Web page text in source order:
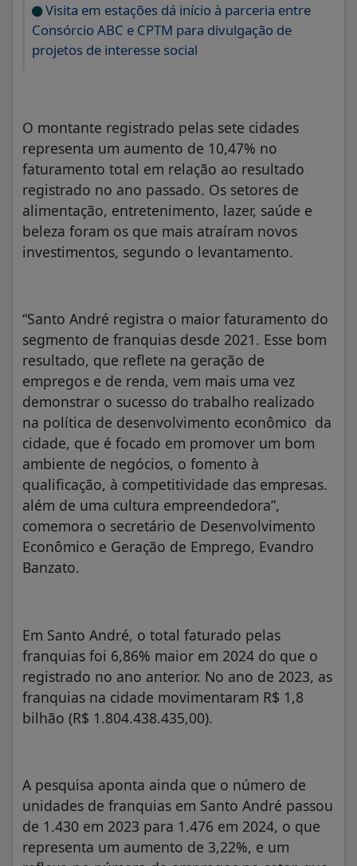
Visita em estações dá início à parceria entre
Consórcio ABC e CPTM para divulgação de
projetos de interesse social
O montante registrado pelas sete cidades
representa um aumento de 10,47% no
faturamento total em relação ao resultado
registrado no ano passado. Os setores de
alimentação, entretenimento, lazer, saúde e
beleza foram os que mais atraíram novos
investimentos, segundo o levantamento.
“Santo André registra o maior faturamento do
segmento de franquias desde 2021. Esse bom
resultado, que reflete na geração de
empregos e de renda, vem mais uma vez
demonstrar o sucesso do trabalho realizado
na política de desenvolvimento econômico da
cidade, que é focado em promover um bom
ambiente de negócios, o fomento à
qualificação, à competitividade das empresas.
além de uma cultura empreendedora”,
comemora o secretário de Desenvolvimento
Econômico e Geração de Emprego, Evandro
Banzato.
Em Santo André, o total faturado pelas
franquias foi 6,86% maior em 2024 do que o
registrado no ano anterior. No ano de 2023, as
franquias na cidade movimentaram R$ 1,8
bilhão (R$ 1.804.438.435,00).
A pesquisa aponta ainda que o número de
unidades de franquias em Santo André passou
de 1.430 em 2023 para 1.476 em 2024, o que
representa um aumento de 3,22%, e um